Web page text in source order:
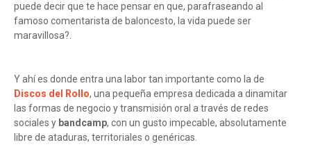
puede decir que te hace pensar en que, parafraseando al
famoso comentarista de baloncesto, la vida puede ser
maravillosa?.
Y ahí es donde entra una labor tan importante como la de
Discos del Rollo, una pequeña empresa dedicada a dinamitar
las formas de negocio y transmisión oral a través de redes
sociales y bandcamp, con un gusto impecable, absolutamente
libre de ataduras, territoriales o genéricas.